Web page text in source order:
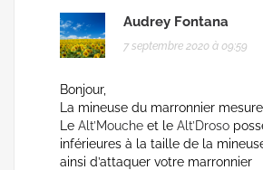
Audrey Fontana
7 septembre 2020 à 09:59
Bonjour,
La mineuse du marronnier
Le Alt’Mouche et le Alt’Droso
inférieures à la taille de la
ainsi d’attaquer votre marronnier